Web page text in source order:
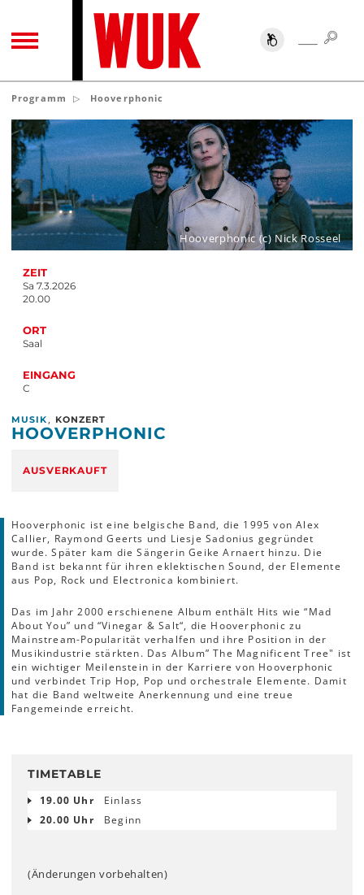
TOGGLE NAVIGATION SUCHE
Programm Hooverphonic
ZEIT
Sa 7.3.2026
20.00
ORT
Saal
EINGANG
C
Hooverphonic (c) Nick Rosseel
MUSIK , KONZERT
HOOVERPHONIC
AUSVERKAUFT
Hooverphonic ist eine belgische Band, die 1995 von Alex
Callier, Raymond Geerts und Liesje Sadonius gegründet
wurde. Später kam die Sängerin Geike Arnaert hinzu. Die
Band ist bekannt für ihren eklektischen Sound, der Elemente
aus Pop, Rock und Electronica kombiniert.
Das im Jahr 2000 erschienene Album enthält Hits wie “Mad
About You” und “Vinegar & Salt“, die Hooverphonic zu
Mainstream-Popularität verhalfen und ihre Position in der
Musikindustrie stärkten. Das Album” The Magnificent Tree" ist
ein wichtiger Meilenstein in der Karriere von Hooverphonic
und verbindet Trip Hop, Pop und orchestrale Elemente. Damit
hat die Band weltweite Anerkennung und eine treue
Fangemeinde erreicht.
TIMETABLE
19.00 Uhr
Einlass
20.00 Uhr
Beginn
(Änderungen vorbehalten)